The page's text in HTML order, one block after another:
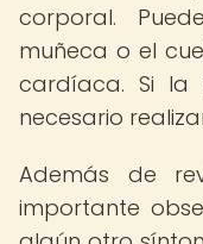
corporal.
muñeca o el
cardíaca. Si la
necesario
Además de
importante